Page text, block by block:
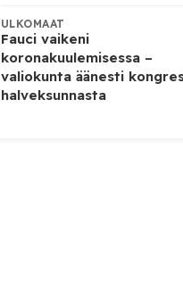
ULKOMAAT
Fauci vaikeni
koronakuulemisessa –
valiokunta äänesti
halveksunnasta